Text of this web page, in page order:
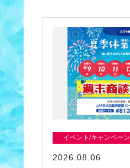
イベント/キャンペーン
2026.08.06